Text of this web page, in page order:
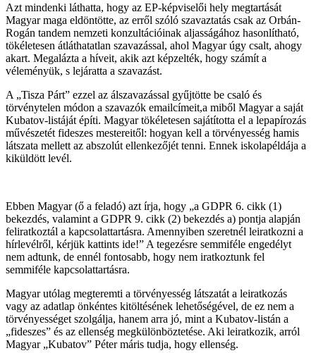
Azt mindenki láthatta, hogy az EP-képviselői hely megtartását
Magyar maga eldöntötte, az erről szóló szavaztatás csak az Orbán-
Rogán tandem nemzeti konzultációinak aljasságához hasonlítható,
tökéletesen átláthatatlan szavazással, ahol Magyar úgy csalt, ahogy
akart. Megalázta a híveit, akik azt képzelték, hogy számít a
véleményük, s lejáratta a szavazást.
A „Tisza Párt” ezzel az álszavazással gyűjtötte be csaló és
törvénytelen módon a szavazók emailcímeit,a miből Magyar a saját
Kubatov-listáját építi. Magyar tökéletesen sajátította el a lepapírozás
művészetét fideszes mestereitől: hogyan kell a törvényesség hamis
látszata mellett az abszolút ellenkezőjét tenni. Ennek iskolapéldája a
kiküldött levél.
Ebben Magyar (ő a feladó) azt írja, hogy „a GDPR 6. cikk (1)
bekezdés, valamint a GDPR 9. cikk (2) bekezdés a) pontja alapján
feliratkoztál a kapcsolattartásra. Amennyiben szeretnél leiratkozni a
hírlevélről, kérjük kattints ide!” A tegezésre semmiféle engedélyt
nem adtunk, de ennél fontosabb, hogy nem iratkoztunk fel
semmiféle kapcsolattartásra.
Magyar utólag megteremti a törvényesség látszatát a leiratkozás
vagy az adatlap önkéntes kitöltésének lehetőségével, de ez nem a
törvényességet szolgálja, hanem arra jó, mint a Kubatov-listán a
„fideszes” és az ellenség megkülönböztetése. Aki leiratkozik, arról
Magyar „Kubatov” Péter máris tudja, hogy ellenség.